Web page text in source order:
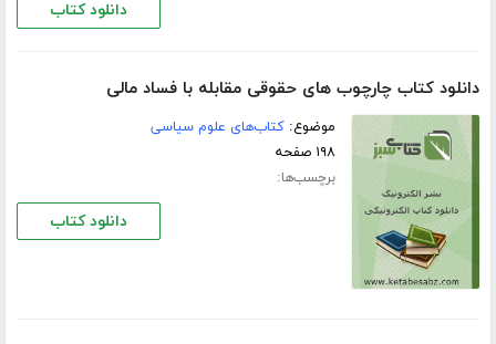
دانلود کتاب
دانلود کتاب چارچوب های حقوقی مقابله با فساد مالی
موضوع:کتاب‌های علوم سیاسی
۱۹۸ صفحه
برچسب‌ها:
دانلود کتاب